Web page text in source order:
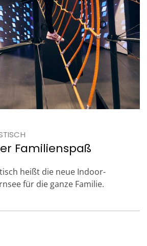
Familienspaß
heißt die neue Indoor-
für die ganze Familie.